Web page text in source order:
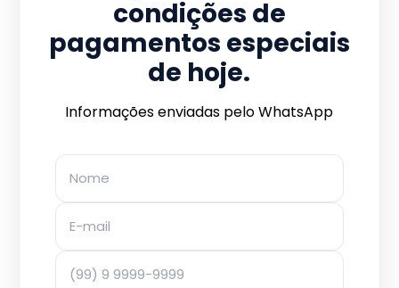
condições de
pagamentos especiais
de hoje.
Informações enviadas pelo WhatsApp